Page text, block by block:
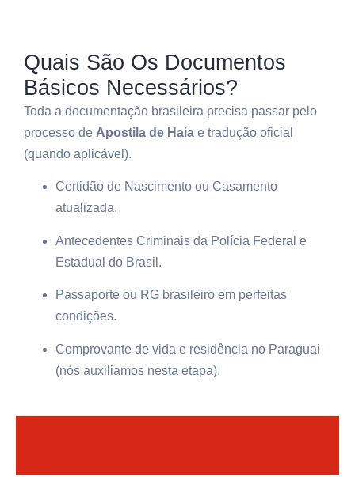
Quais São Os Documentos
Básicos Necessários?
Toda a documentação brasileira precisa passar pelo
processo de Apostila de Haia e tradução oficial
(quando aplicável).
Certidão de Nascimento ou Casamento
atualizada.
Antecedentes Criminais da Polícia Federal e
Estadual do Brasil.
Passaporte ou RG brasileiro em perfeitas
condições.
Comprovante de vida e residência no Paraguai
(nós auxiliamos nesta etapa).